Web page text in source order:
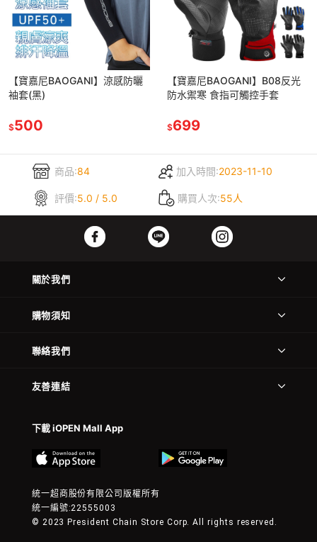
【寶嘉尼BAOGANI】涼感防曬
袖套(黑)
$500
【寶嘉尼BAOGANI】B08反光
防水禦寒 食指可觸控手套
$699
商品:84 加入時間:2023-11-10
評價:5.0 / 5.0 購買人次:55人
關於我們
購物須知
聯絡我們
友善連結
下載 iOPEN Mall App
統一超商股份有限公司版權所有
統一編號:22555003
© 2023 President Chain Store Corp. All rights reserved.